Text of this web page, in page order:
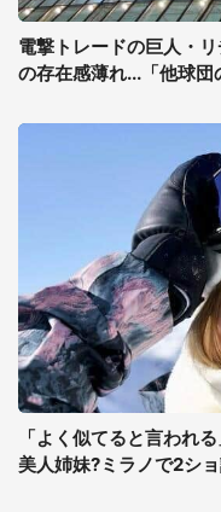
電撃トレードの巨人・
の存在感薄れ...「他球
「よく似てると言われ
美人姉妹?ミラノで2シ